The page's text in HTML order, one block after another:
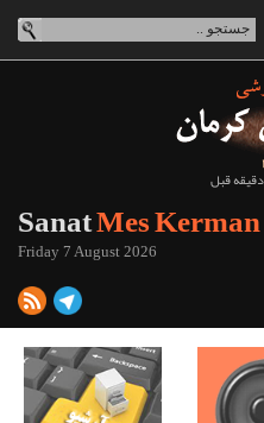
SanatMes Kerman
Friday 7 August 2026